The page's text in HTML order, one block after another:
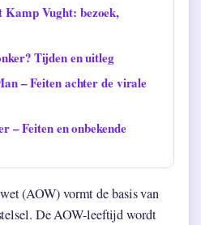
Vught: bezoek,
Tijden en uitleg
– Feiten achter de virale
– Feiten en onbekende
(AOW) vormt de basis van
De AOW-leeftijd wordt